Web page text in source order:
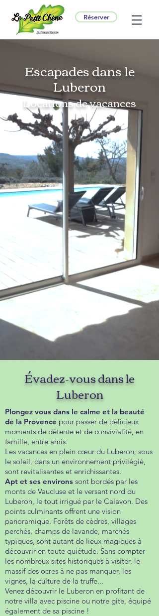
Réserver
Escapades dans le
Luberon
Locations de vacances
Évadez-vous dans le
Luberon
Plongez vous dans le calme et la beauté
de la Provence pour passer de délicieux
moments de détente et de convivialité, en
famille, entre amis.
Les vacances en plein cœur du Luberon, sous
le soleil, dans un environnement privilégié,
sont revitalisantes et enrichissantes.
Apt et ses environs sont bordés par les
monts de Vaucluse et le versant nord du
Luberon, le tout irrigué par le Calavon. Des
points culminants offrent une vision
panoramique. Forêts de cèdres, villages
perchés, champs de lavande, marchés
typiques, sont autant de lieux magiques à
découvrir en toute quiétude. Sans compter
les nombreux sites historiques à visiter, le
massif des ocres à ne pas manquer, les
vignes, la culture de la truffe...
Venez découvrir le Luberon en profitant de
notre villa avec piscine ou notre gite, équipé
également de sa piscine !